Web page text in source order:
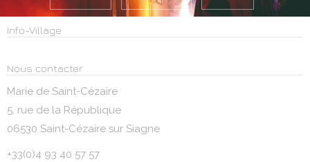
Info-Village
Nous contacter
Marie de Saint-Cézaire
5, rue de la République
06530 Saint-Cézaire sur Siagne
+33(0)4 93 40 57 57